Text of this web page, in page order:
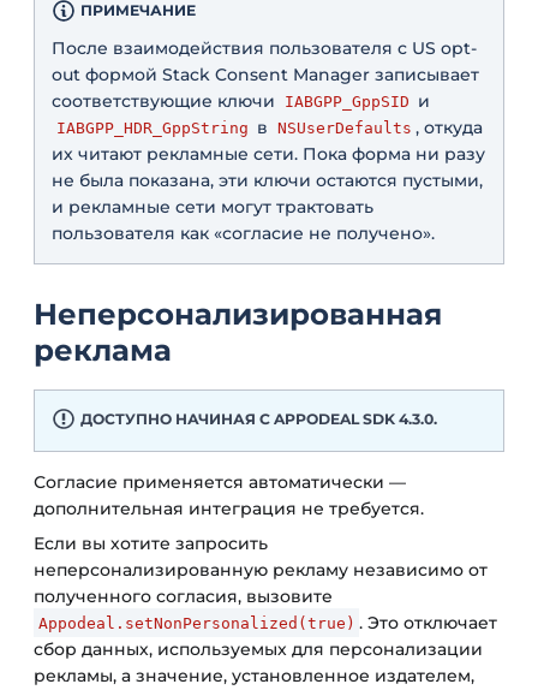
ПРИМЕЧАНИЕ
После взаимодействия пользователя с US opt-
out формой Stack Consent Manager записывает
соответствующие ключи
IABGPP_GppSID и
IABGPP_HDR_GppString в NSUserDefaults , откуда
их читают рекламные сети. Пока форма ни разу
не была показана, эти ключи остаются пустыми,
и рекламные сети могут трактовать
пользователя как «согласие не получено».
Неперсонализированная
реклама
ДОСТУПНО НАЧИНАЯ С APPODEAL SDK 4.3.0.
Согласие применяется автоматически —
дополнительная интеграция не требуется.
Если вы хотите запросить
неперсонализированную рекламу независимо от
полученного согласия, вызовите
Appodeal.setNonPersonalized(true) . Это отключает
сбор данных, используемых для персонализации
рекламы, а значение, установленное издателем,